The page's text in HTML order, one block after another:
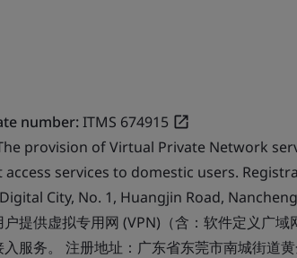
number:ITMS 674915
provision of Virtual Private Network
services to domestic users.
City, No. 1, Huangjin Road,
提供虚拟专用网 (VPN)（含：软件定义广域
服务。 注册地址：广东省东莞市南城街道